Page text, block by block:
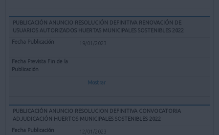
PUBLICACIÓN ANUNCIO RESOLUCIÓN DEFINITIVA RENOVACIÓN DE
USUARIOS AUTORIZADOS HUERTAS MUNICIPALES SOSTENIBLES 2022
19/01/2023
Mostrar
PUBLICACIÓN ANUNCIO RESOLUCION DEFINITIVA CONVOCATORIA
ADJUDICACIÓN HUERTOS MUNICIPALES SOSTENIBLES 2022
12/01/2023